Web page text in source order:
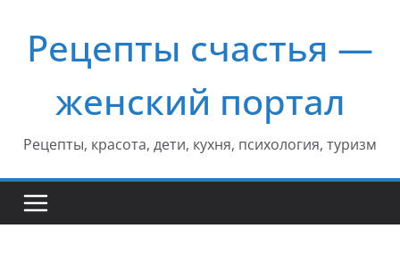
содержимому
Рецепты счастья —
женский портал
Рецепты, красота, дети, кухня, психология, туризм